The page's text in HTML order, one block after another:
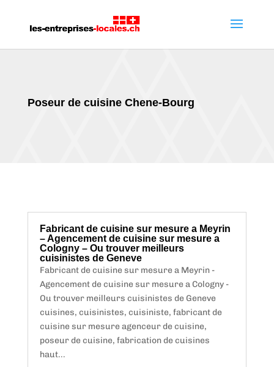
Poseur de cuisine Chene-Bourg
Fabricant de cuisine sur mesure a Meyrin
– Agencement de cuisine sur mesure a
Cologny – Ou trouver meilleurs
cuisinistes de Geneve
Fabricant de cuisine sur mesure a Meyrin -
Agencement de cuisine sur mesure a Cologny -
Ou trouver meilleurs cuisinistes de Geneve
cuisines, cuisinistes, cuisiniste, fabricant de
cuisine sur mesure agenceur de cuisine,
poseur de cuisine, fabrication de cuisines
haut...